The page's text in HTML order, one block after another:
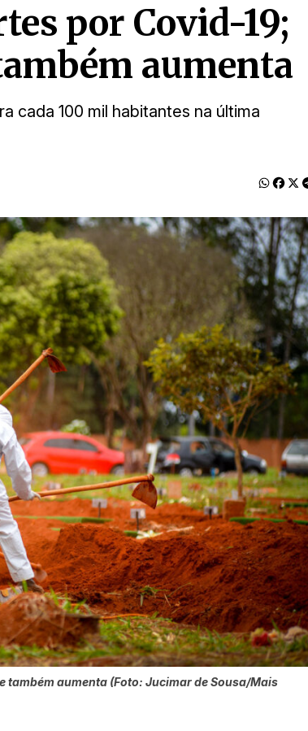
por Covid-19;
aumenta
cada 100 mil habitantes na última
também aumenta (Foto: Jucimar de Sousa/Mais